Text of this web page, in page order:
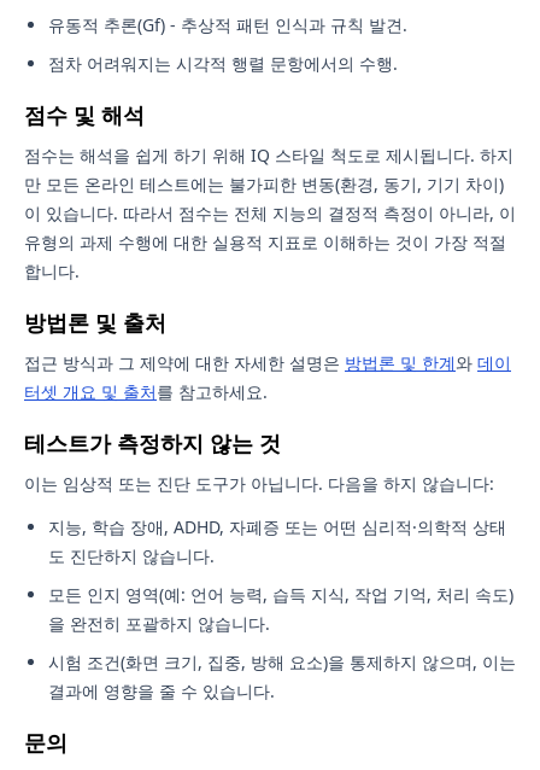
유동적 추론(Gf) - 추상적 패턴 인식과 규칙 발견.
점차 어려워지는 시각적 행렬 문항에서의 수행.
점수 및 해석
점수는 해석을 쉽게 하기 위해 IQ 스타일 척도로 제시됩니다. 하지
만 모든 온라인 테스트에는 불가피한 변동(환경, 동기, 기기 차이)
이 있습니다. 따라서 점수는 전체 지능의 결정적 측정이 아니라, 이
유형의 과제 수행에 대한 실용적 지표로 이해하는 것이 가장 적절
합니다.
방법론 및 출처
접근 방식과 그 제약에 대한 자세한 설명은 방법론 및 한계와 데이
터셋 개요 및 출처를 참고하세요.
테스트가 측정하지 않는 것
이는 임상적 또는 진단 도구가 아닙니다. 다음을 하지 않습니다:
지능, 학습 장애, ADHD, 자폐증 또는 어떤 심리적·의학적 상태
도 진단하지 않습니다.
모든 인지 영역(예: 언어 능력, 습득 지식, 작업 기억, 처리 속도)
을 완전히 포괄하지 않습니다.
시험 조건(화면 크기, 집중, 방해 요소)을 통제하지 않으며, 이는
결과에 영향을 줄 수 있습니다.
문의